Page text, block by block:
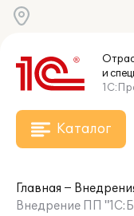
и
Каталог
Главная
Внедрение ПП